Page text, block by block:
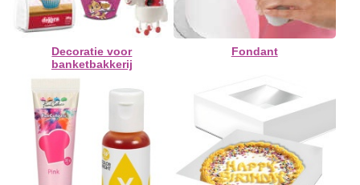
Decoratie voor
banketbakkerij
Fondant